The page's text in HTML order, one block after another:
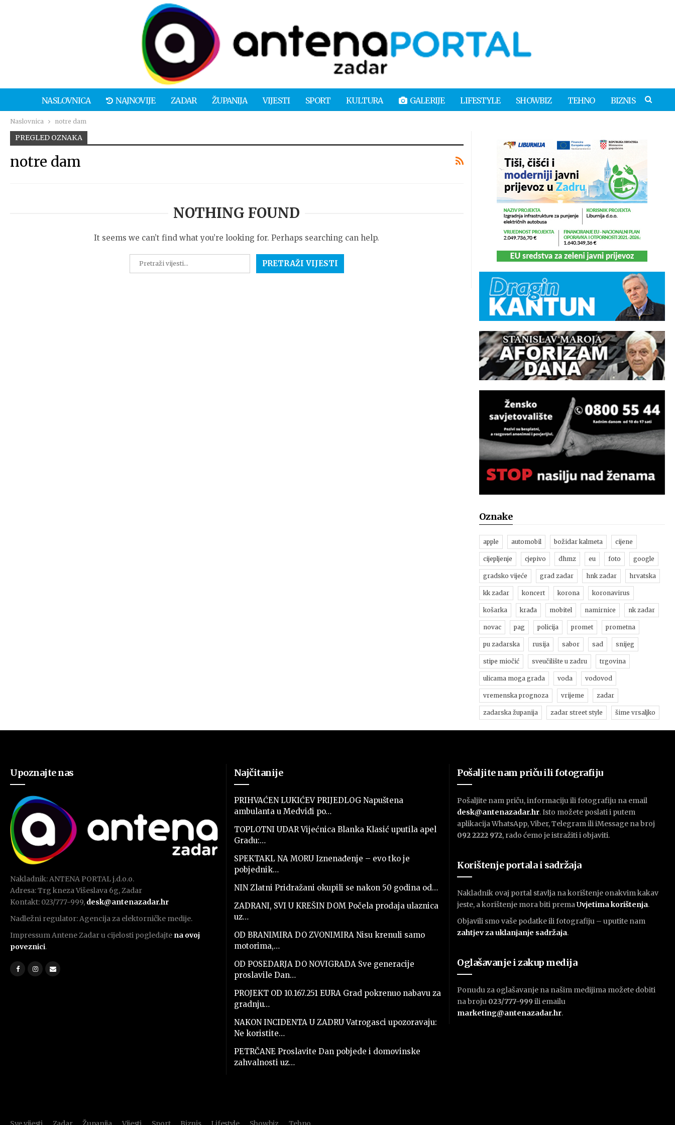
NASLOVNICA NAJNOVIJE ZADAR ŽUPANIJA VIJESTI SPORT KULTURA GALERIJE LIFESTYLE SHOWBIZ TEHNO BIZNIS
Naslovnica notre dam
PREGLED OZNAKA
notre dam
NOTHING FOUND
It seems we can’t find what you’re looking for. Perhaps searching can help.
Oznake
apple automobil božidar kalmeta cijene
cijepljenje cjepivo dhmz eu foto google
gradsko vijeće grad zadar hnk zadar hrvatska
kk zadar koncert korona koronavirus
košarka krađa mobitel namirnice nk zadar
novac pag policija promet prometna
pu zadarska rusija sabor sad snijeg
stipe miočić sveučilište u zadru trgovina
ulicama moga grada voda vodovod
vremenska prognoza vrijeme zadar
zadarska županija zadar street style šime vrsaljko
Upoznajte nas
Nakladnik: ANTENA PORTAL j.d.o.o.
Adresa: Trg kneza Višeslava 6g, Zadar
Kontakt: 023/777-999, desk@antenazadar.hr
Nadležni regulator: Agencija za elektorničke medije.
Impressum Antene Zadar u cijelosti pogledajte na ovoj
poveznici.
Najčitanije
PRIHVAĆEN LUKIĆEV PRIJEDLOG Napuštena
ambulanta u Medviđi po…
TOPLOTNI UDAR Vijećnica Blanka Klasić uputila apel
Gradu:…
SPEKTAKL NA MORU Iznenađenje – evo tko je
pobjednik…
NIN Zlatni Pridražani okupili se nakon 50 godina od…
ZADRANI, SVI U KREŠIN DOM Počela prodaja ulaznica
uz…
OD BRANIMIRA DO ZVONIMIRA Nisu krenuli samo
motorima,…
OD POSEDARJA DO NOVIGRADA Sve generacije
proslavile Dan…
PROJEKT OD 10.167.251 EURA Grad pokrenuo nabavu za
gradnju…
NAKON INCIDENTA U ZADRU Vatrogasci upozoravaju:
Ne koristite…
PETRČANE Proslavite Dan pobjede i domovinske
zahvalnosti uz…
Pošaljite nam priču ili fotografiju
Pošaljite nam priču, informaciju ili fotografiju na email
desk@antenazadar.hr. Isto možete poslati i putem
aplikacija WhatsApp, Viber, Telegram ili iMessage na broj
092 2222 972, rado ćemo je istražiti i objaviti.
Korištenje portala i sadržaja
Nakladnik ovaj portal stavlja na korištenje onakvim kakav
jeste, a korištenje mora biti premaUvjetima korištenja.
Objavili smo vaše podatke ili fotografiju – uputite nam
zahtjev za uklanjanje sadržaja.
Oglašavanje i zakup medija
Ponudu za oglašavanje na našim medijima možete dobiti
na broju 023/777-999 ili emailu
marketing@antenazadar.hr.